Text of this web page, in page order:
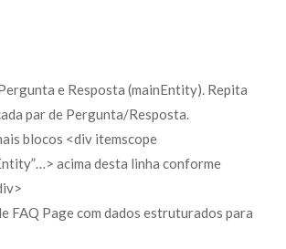
e Resposta (mainEntity). Repita
par de Pergunta/Resposta.
blocos <div itemscope
acima desta linha conforme
FAQ Page com dados estruturados para